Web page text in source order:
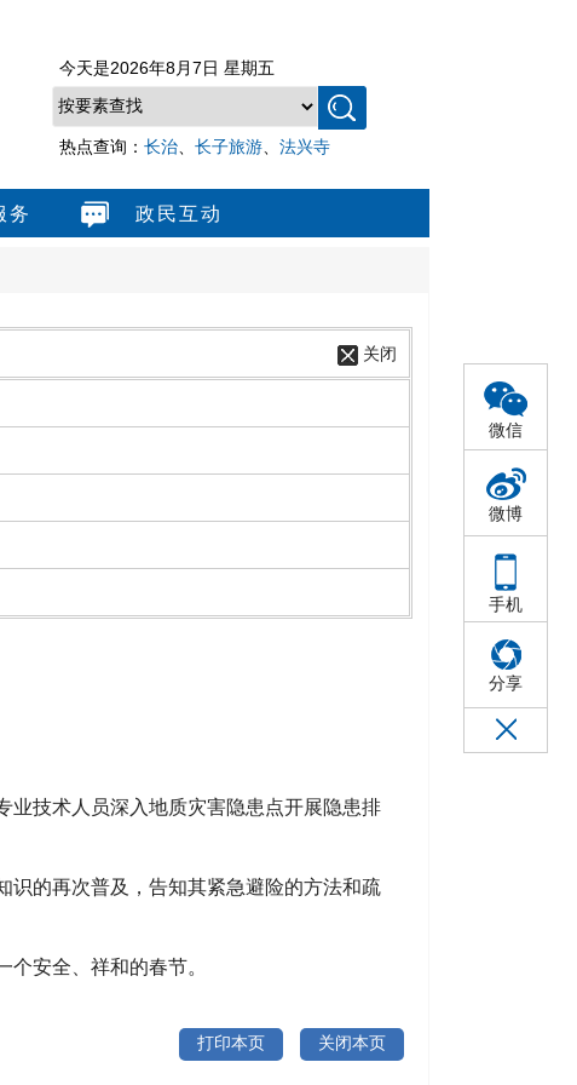
微信
微博
手机
分享
今天是2026年8月7日 星期五
热点查询： 长治 长子旅游 法兴寺
务 政民互动
关闭
业技术人员深入地质灾害隐患点开展隐患排
识的再次普及，告知其紧急避险的方法和疏
安全、祥和的春节。
打印本页 关闭本页